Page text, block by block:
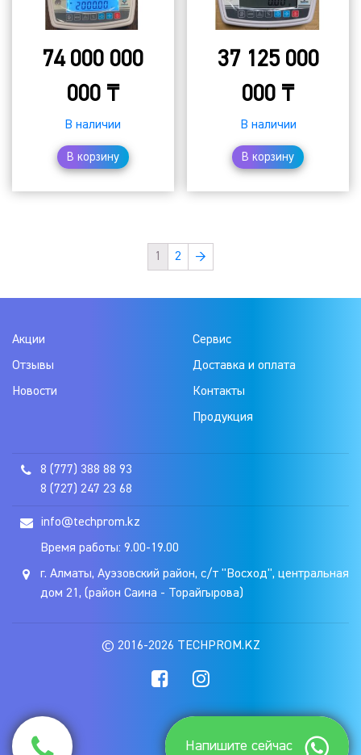
74 000 000
000 ₸
В наличии
В корзину
37 125 000
000 ₸
В наличии
В корзину
1 2 →
Акции
Отзывы
Новости
Сервис
Доставка и оплата
Контакты
Продукция
8 (777) 388 88 93
8 (727) 247 23 68
info@techprom.kz
Время работы: 9.00-19.00
г. Алматы, Ауэзовский район, с/т "Восход", центральная
дом 21, (район Саина - Торайгырова)
© 2016-2026 TECHPROM.KZ
Напишите сейчас